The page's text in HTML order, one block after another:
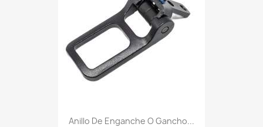
Anillo De Enganche O Gancho...